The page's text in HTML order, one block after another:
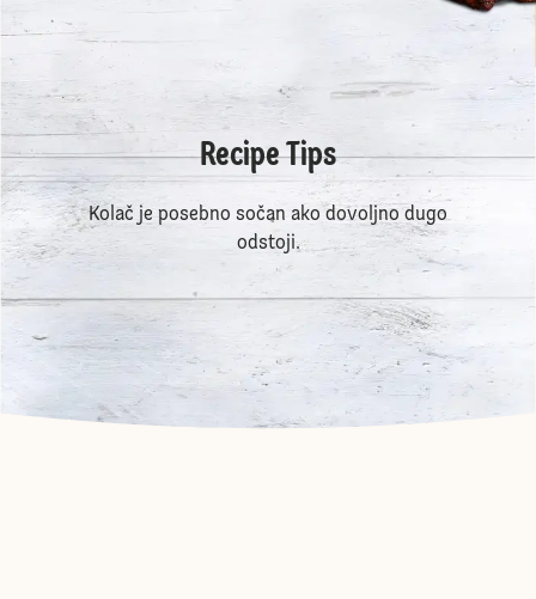
Recipe Tips
Kolač je posebno sočan ako dovoljno dugo
odstoji.